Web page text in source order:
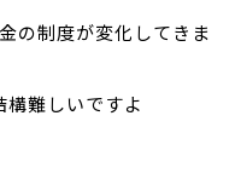
の制度が変化してきま
難しいですよ